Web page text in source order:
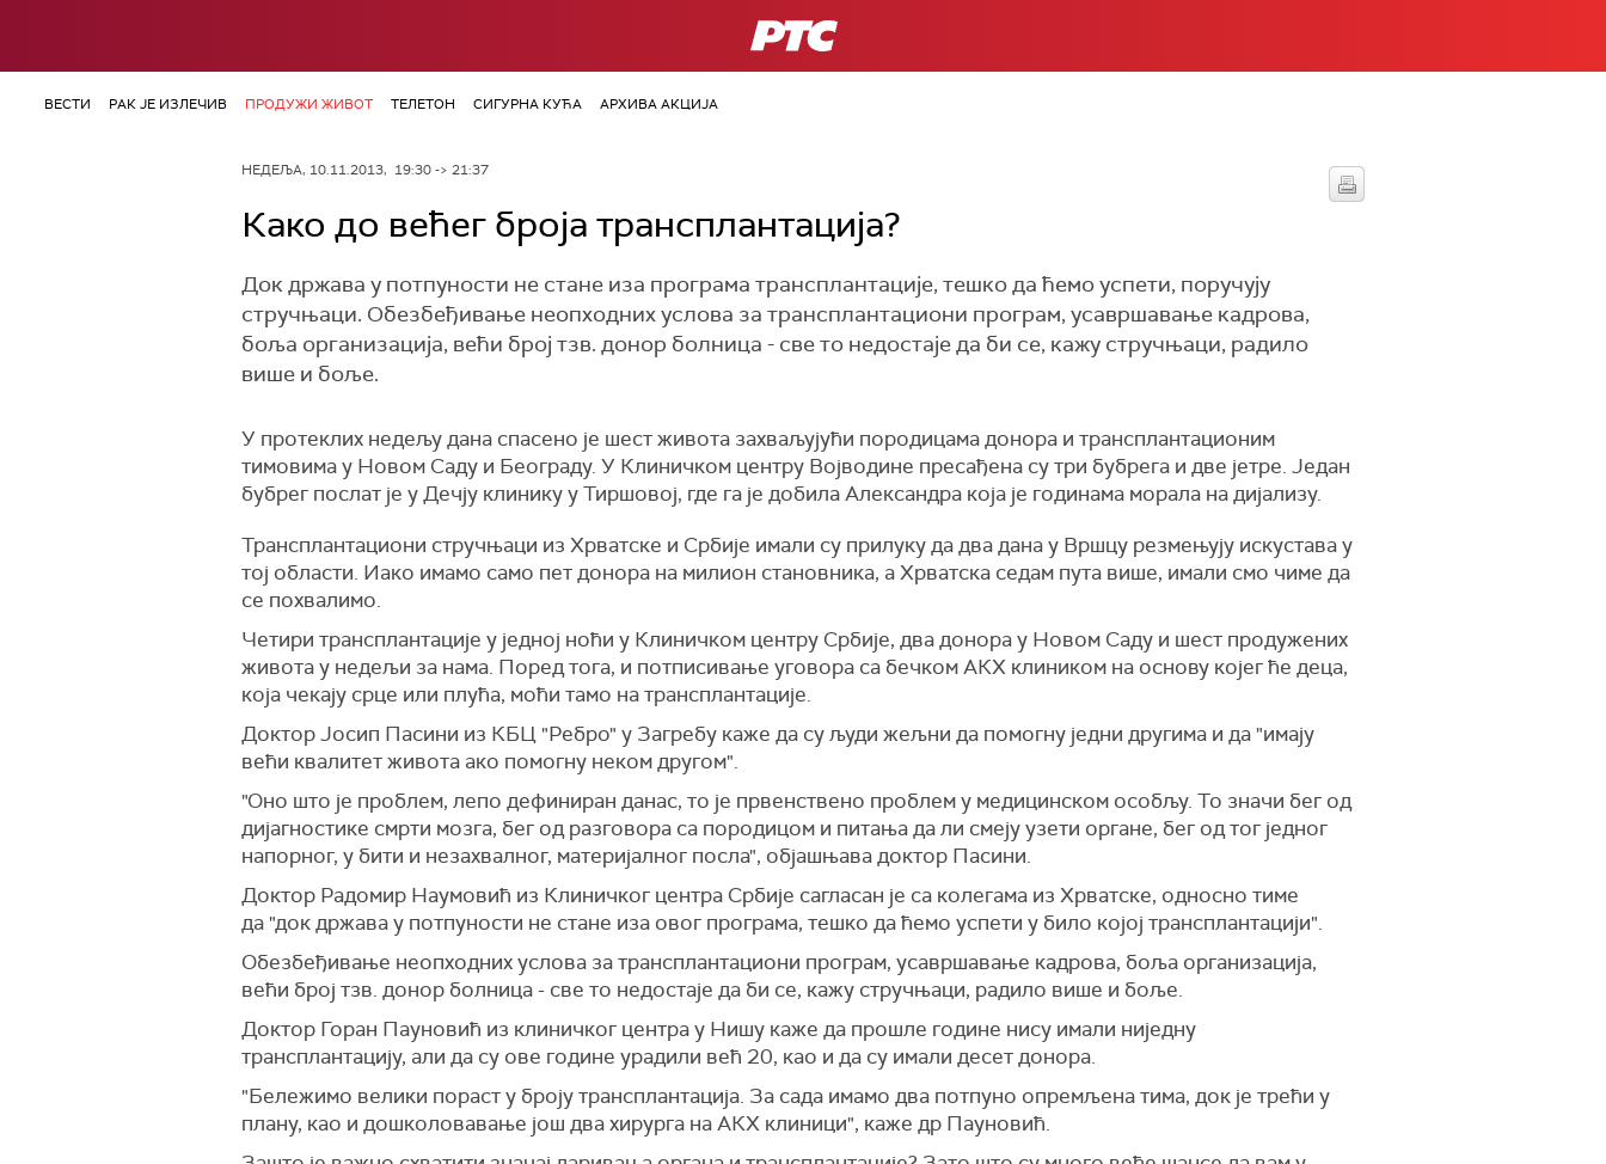
РТС
ВЕСТИ РАК ЈЕ ИЗЛЕЧИВ ПРОДУЖИ ЖИВОТ ТЕЛЕТОН СИГУРНА КУЋА АРХИВА АКЦИЈА
НЕДЕЉА, 10.11.2013, 19:30 -> 21:37
Како до већег броја трансплантација?
Док држава у потпуности не стане иза програма трансплантације, тешко да ћемо успети, поручују
стручњаци. Обезбеђивање неопходних услова за трансплантациони програм, усавршавање кадрова,
боља организација, већи број тзв. донор болница - све то недостаје да би се, кажу стручњаци, радило
више и боље.
У протеклих недељу дана спасено је шест живота захваљујући породицама донора и трансплантационим
тимовима у Новом Саду и Београду. У Клиничком центру Војводине пресађена су три бубрега и две јетре. Један
бубрег послат је у Дечју клинику у Тиршовој, где га је добила Александра која је годинама морала на дијализу.
Трансплантациони стручњаци из Хрватске и Србије имали су прилуку да два дана у Вршцу резмењују искустава у
тој области. Иако имамо само пет донора на милион становника, а Хрватска седам пута више, имали смо чиме да
се похвалимо.
Четири трансплантације у једној ноћи у Клиничком центру Србије, два донора у Новом Саду и шест продужених
живота у недељи за нама. Поред тога, и потписивање уговора са бечком АКХ клиником на основу којег ће деца,
која чекају срце или плућа, моћи тамо на трансплантације.
Доктор Јосип Пасини из КБЦ "Ребро" у Загребу каже да су људи жељни да помогну једни другима и да "имају
већи квалитет живота ако помогну неком другом".
"Оно што је проблем, лепо дефиниран данас, то је првенствено проблем у медицинском особљу. То значи бег од
дијагностике смрти мозга, бег од разговора са породицом и питања да ли смеју узети органе, бег од тог једног
напорног, у бити и незахвалног, материјалног посла", објашњава доктор Пасини.
Доктор Радомир Наумовић из Клиничког центра Србије сагласан је са колегама из Хрватске, односно тиме
да "док држава у потпуности не стане иза овог програма, тешко да ћемо успети у било којој трансплантацији".
Обезбеђивање неопходних услова за трансплантациони програм, усавршавање кадрова, боља организација,
већи број тзв. донор болница - све то недостаје да би се, кажу стручњаци, радило више и боље.
Доктор Горан Пауновић из клиничког центра у Нишу каже да прошле године нису имали ниједну
трансплантацију, али да су ове године урадили већ 20, као и да су имали десет донора.
"Бележимо велики пораст у броју трансплантација. За сада имамо два потпуно опремљена тима, док је трећи у
плану, као и дошколовавање још два хирурга на АКХ клиници", каже др Пауновић.